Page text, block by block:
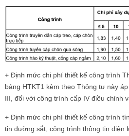
+ Định mức chi phí thiết kế công trình
bảng HTKT1 kèm theo Thông tư này
III, đối với công trình cấp IV điều chỉnh
+ Định mức chi phí thiết kế công trình
tin đường sắt, công trình thông tin điện